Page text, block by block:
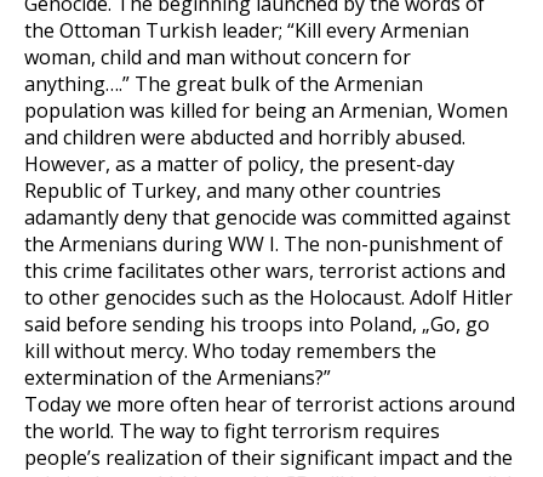
the Ottoman Turkish leader; “Kill every Armenian
woman, child and man without concern for
anything….” The great bulk of the Armenian
population was killed for being an Armenian, Women
and children were abducted and horribly abused.
However, as a matter of policy, the present-day
Republic of Turkey, and many other countries
adamantly deny that genocide was committed against
the Armenians during WW I. The non-punishment of
this crime facilitates other wars, terrorist actions and
to other genocides such as the Holocaust. Adolf Hitler
said before sending his troops into Poland, „Go, go
kill without mercy. Who today remembers the
extermination of the Armenians?”
Today we more often hear of terrorist actions around
the world. The way to fight terrorism requires
people’s realization of their significant impact and the